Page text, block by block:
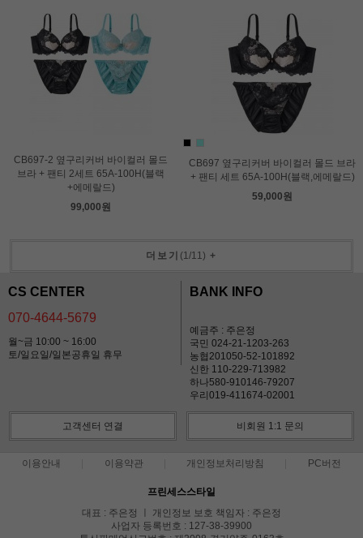
CB697-2 옆구리커버 바이컬러 몰드
브라 + 팬티 2세트 65A-100H(블랙
+에메랄드)
99,000원
CB697 옆구리커버 바이컬러 몰드 브라
+ 팬티 세트 65A-100H(블랙,에메랄드)
59,000원
더보기 (1/11) +
CS CENTER
070-4644-5679
월~금 10:00 ~ 16:00
토/일요일/일본공휴일 휴무
BANK INFO
예금주 : 주은정
국민 024-21-1203-263
농협201050-52-101892
신한 110-229-713982
하나580-910146-79207
우리019-411674-02001
고객센터 연결 비회원 1:1 문의
이용안내 이용약관 개인정보처리방침 PC버전
프린세스스타일
대표 : 주은정 ㅣ 개인정보 보호 책임자 : 주은정
사업자 등록번호 : 127-38-39900